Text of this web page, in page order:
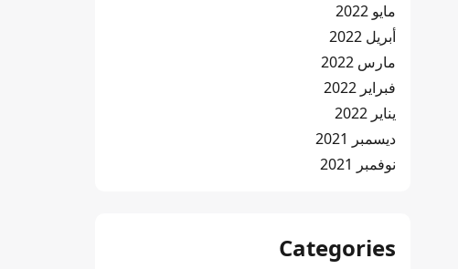
مايو 2022
أبريل 2022
مارس 2022
فبراير 2022
يناير 2022
ديسمبر 2021
نوفمبر 2021
Categories